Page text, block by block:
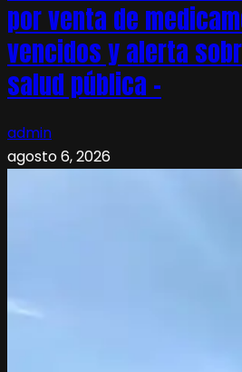
por venta de
vencidos y alerta
salud pública –
admin
agosto 6, 2026